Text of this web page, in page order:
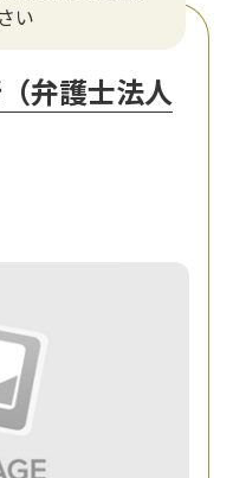
い
弁護士法人